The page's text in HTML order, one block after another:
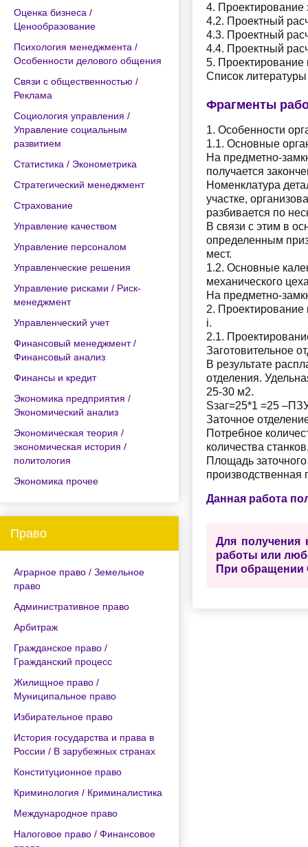
Оценка бизнеса /
Ценообразование
Психология менеджмента /
Особенности делового общения
Связи с общественностью /
Реклама
Социология управления /
Управление социальным
развитием
Статистика / Эконометрика
Стратегический менеджмент
Страхование
Управление качеством
Управление персоналом
Управленческие решения
Управление рисками / Риск-
менеджмент
Управленческий учет
Финансовый менеджмент /
Финансовый анализ
Финансы и кредит
Экономика предприятия /
Экономический анализ
Экономическая теория /
экономическая история /
политология
Экономика прочее
Право
Аграрное право / Земельное
право
Административное право
Арбитраж
Гражданское право /
Гражданский процесс
Жилищное право /
Муниципальное право
Избирательное право
История государства и права в
России / В зарубежных странах
Конституционное право
Криминология / Криминалистика
Международное право
Налоговое право / Финансовое
4.
4.2. Проектный
4.3. Проектный
4.4. Проектный
5.
Список
Фрагменты
1. Особенности
1.1. Основные
На предметно-
получается
Номенклатура
участке,
разбивается по
В связи с этим в
определенным
мест.
1.2. Основные
механического
На предметно-
2. Проектирование
i.
2.1.
Заготовительное
В результате
отделения.
25-30 м2.
Sзаг=25*1 =25
Заточное
Потребное
количества
Площадь
Данная работа
Для получения
работы или
При обращении